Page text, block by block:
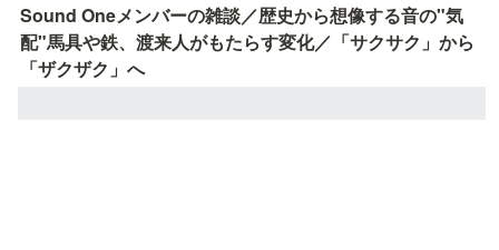
Sound Oneメンバーの雑談／歴史から想像する音の"気
配"馬具や鉄、渡来人がもたらす変化／「サクサク」から
「ザクザク」へ